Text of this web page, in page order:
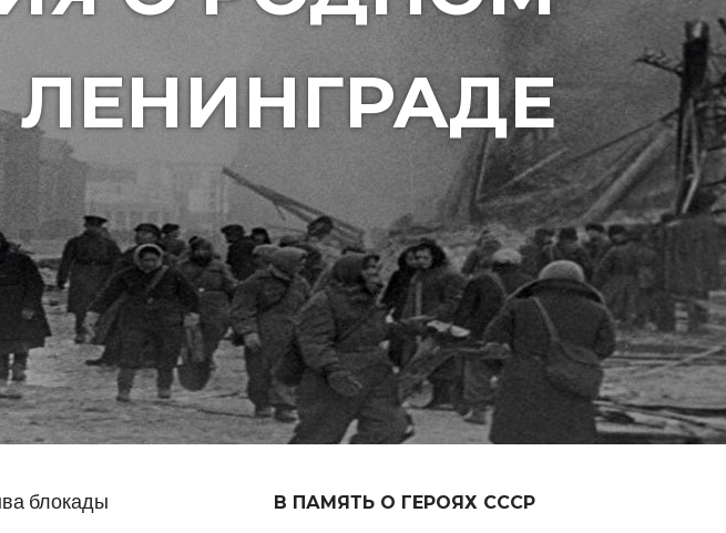
блокады
В ПАМЯТЬ О ГЕРОЯХ СССР